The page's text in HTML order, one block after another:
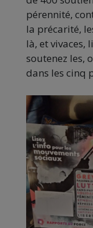
pérennité,
la précarité,
là, et vivaces,
soutenez les,
dans les cinq